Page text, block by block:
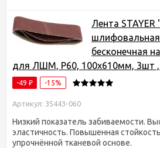
Лента STAYER
шлифовальная
бесконечная
для ЛШМ, P60, 100х610мм, 3шт ,
-49 ₽ -15%
Артикул: 35443-060
Низкий показатель забиваемости.
эластичность. Повышенная
упрочнённой тканевой основе.